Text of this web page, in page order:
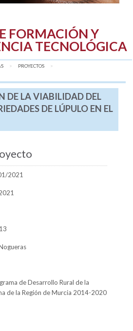
FORMACIÓN Y
TECNOLÓGICA
PROYECTOS
DE LA VIABILIDAD DEL
DE LÚPULO EN EL
2021
de Desarrollo Rural de la
de la Región de Murcia 2014-2020